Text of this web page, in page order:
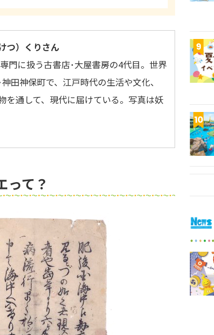
つ）くりさん
門に扱う古書店･大屋書房の4代目。世界
田神保町で、江戸時代の生活や文化、
を通して、現代に届けている。写真は妖
って？